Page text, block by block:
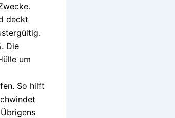
deckt
Die
um
So hilft